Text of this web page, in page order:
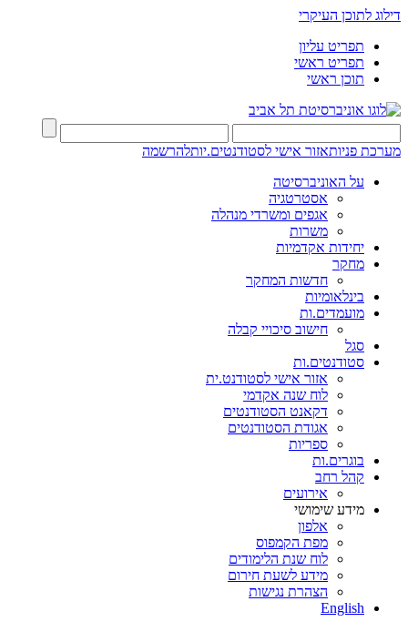
דילוג לתוכן העיקרי
תפריט עליון
תפריט ראשי
תוכן ראשי
מערכת פניותאזור אישי לסטודנטים.יותלהרשמה
על האוניברסיטה
אסטרטגיה
אגפים ומשרדי מנהלה
משרות
יחידות אקדמיות
מחקר
חדשות המחקר
בינלאומיות
מועמדים.ות
חישוב סיכויי קבלה
סגל
סטודנטים.ות
אזור אישי לסטודנט.ית
לוח שנה אקדמי
דקאנט הסטודנטים
אגודת הסטודנטים
ספריות
בוגרים.ות
קהל רחב
אירועים
מידע שימושי
אלפון
מפת הקמפוס
לוח שנת הלימודים
מידע לשעת חירום
הצהרת נגישות
English